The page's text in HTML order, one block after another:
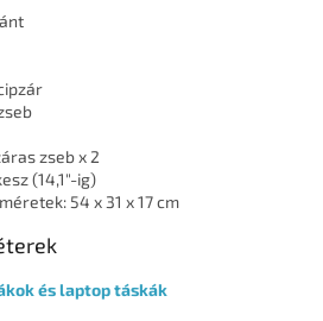
zseb x 2
(14,1"-ig)
54 x 31 x 17 cm
és laptop táskák